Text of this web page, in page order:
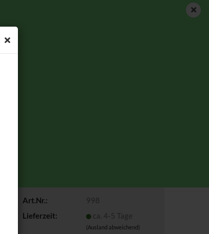
Art.Nr.:
998
Lieferzeit:
ca. 4-5 Tage
(Ausland abweichend)